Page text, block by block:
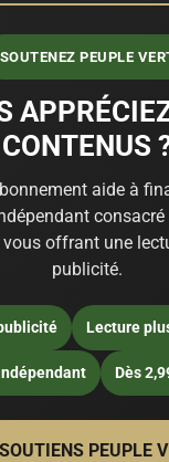
SOUTENEZ PEUPLE
CONTENUS
aide à
consacré
offrant une
publicité.
Lecture
Dès
PEUPLE